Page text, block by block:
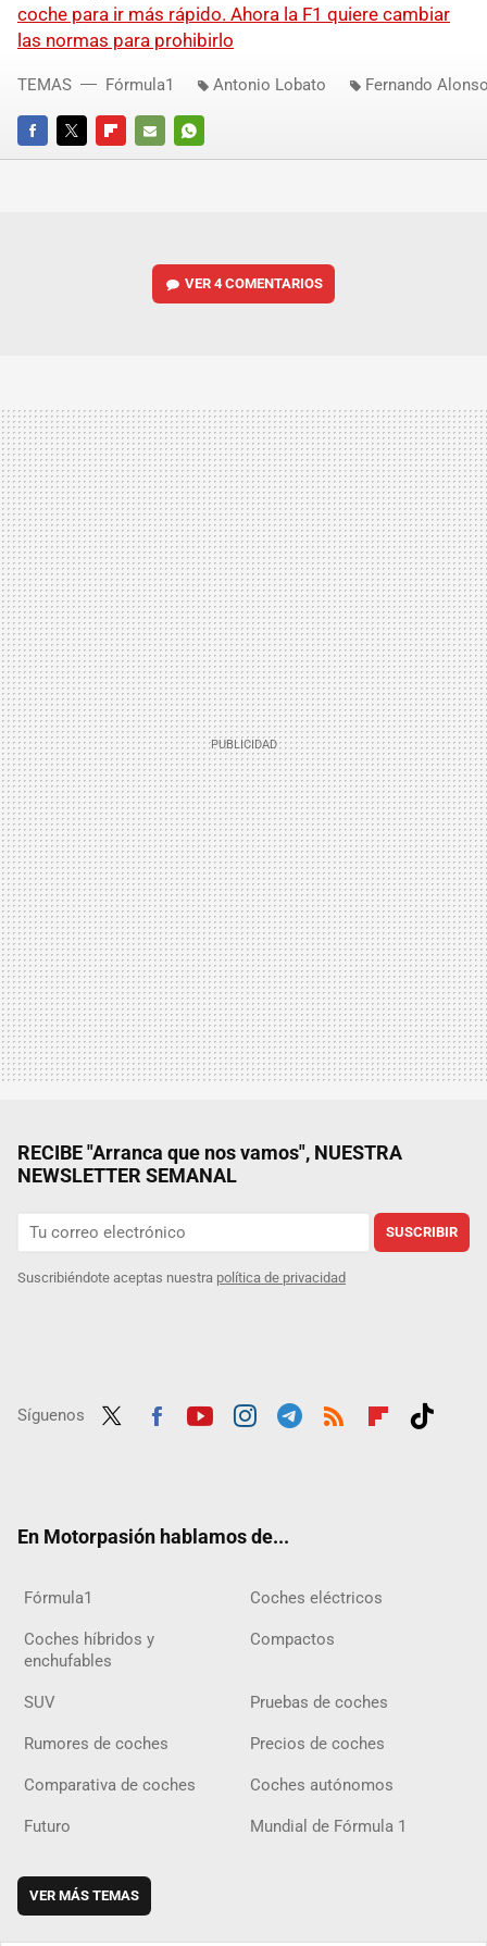
coche para ir más rápido. Ahora la F1 quiere cambiar
las normas para prohibirlo
FACEBOOKTWITTERFLIPBOARD
E-
WHATSAPP
TEMAS Fórmula1 Antonio Lobato Fernando
VER4 COMENTARIOS
RECIBE "Arranca que nos vamos", NUESTRA
NEWSLETTER SEMANAL
SUSCRIBIR
Suscribiéndote aceptas nuestra política de privacidad
Síguenos
En Motorpasión hablamos de...
Fórmula1 Coches eléctricos
Coches híbridos y
enchufables
Compactos
SUV Pruebas de coches
Rumores de coches Precios de coches
Comparativa de coches Coches autónomos
Futuro Mundial de Fórmula 1
VER MÁS TEMAS